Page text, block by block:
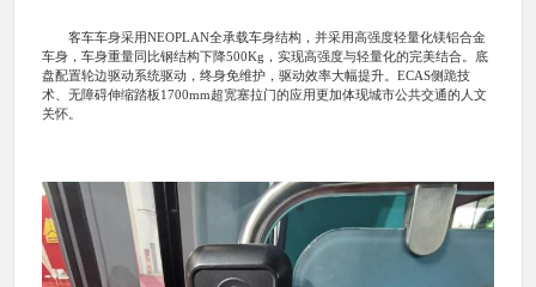
客车车身采用NEOPLAN全承载车身结构，并采用高强度轻量化镁铝合金
车身，车身重量同比钢结构下降500Kg，实现高强度与轻量化的完美结合。底
盘配置轮边驱动系统驱动，终身免维护，驱动效率大幅提升。ECAS侧跪技
术、无障碍伸缩踏板1700mm超宽塞拉门的应用更加体现城市公共交通的人文
关怀。